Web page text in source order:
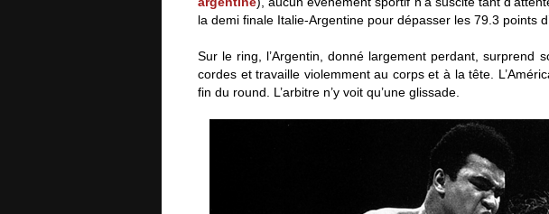
la demi finale Italie-Argentine pour dépasser les 79.3 points
Sur le ring, l’Argentin, donné largement perdant, surprend
cordes et travaille violemment au corps et à la tête.
fin du round. L’arbitre n’y voit qu’une glissade.